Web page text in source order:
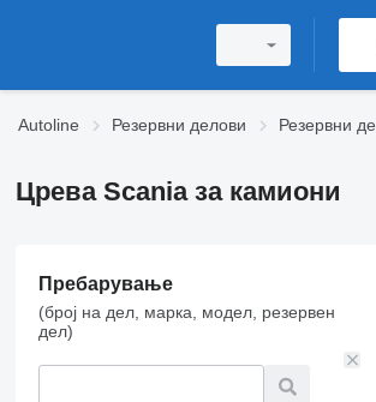
Autoline Резервни делови Резервни
Црева Scania за камиони
Пребарување
(број на дел, марка, модел, резервен
дел)